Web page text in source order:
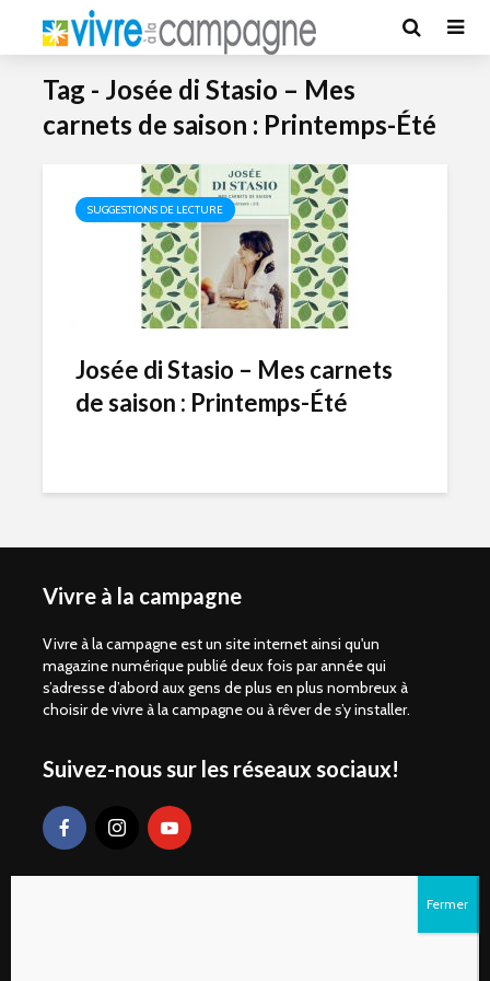
Tag - Josée di Stasio – Mes
carnets de saison : Printemps-Été
SUGGESTIONS DE LECTURE
Josée di Stasio – Mes carnets
de saison : Printemps-Été
Vivre à la campagne
Vivre à la campagne est un site internet ainsi qu'un
magazine numérique publié deux fois par année qui
s’adresse d’abord aux gens de plus en plus nombreux à
choisir de vivre à la campagne ou à rêver de s’y installer.
Suivez-nous sur les réseaux sociaux!